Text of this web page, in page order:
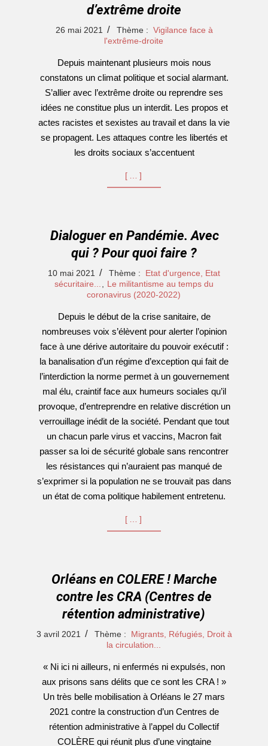
d’extrême droite
2021-26 mai 2021 Thème : Vigilance face à
l'extrême-droite
Depuis maintenant plusieurs mois nous
constatons un climat politique et social alarmant.
S’allier avec l’extrême droite ou reprendre ses
idées ne constitue plus un interdit. Les propos et
actes racistes et sexistes au travail et dans la vie
se propagent. Les attaques contre les libertés et
les droits sociaux s’accentuent
[…]
Dialoguer en Pandémie. Avec
qui ? Pour quoi faire ?
2021-10 mai 2021 Thème :
Etat d'urgence, Etat
sécuritaire...
Le militantisme au temps du
coronavirus (2020-2022)
Depuis le début de la crise sanitaire, de
nombreuses voix s’élèvent pour alerter l’opinion
face à une dérive autoritaire du pouvoir exécutif :
la banalisation d’un régime d’exception qui fait de
l’interdiction la norme permet à un gouvernement
mal élu, craintif face aux humeurs sociales qu’il
provoque, d’entreprendre en relative discrétion un
verrouillage inédit de la société. Pendant que tout
un chacun parle virus et vaccins, Macron fait
passer sa loi de sécurité globale sans rencontrer
les résistances qui n’auraient pas manqué de
s’exprimer si la population ne se trouvait pas dans
un état de coma politique habilement entretenu.
[…]
Orléans en COLERE ! Marche
contre les CRA (Centres de
rétention administrative)
2021-
3 avril 2021 Thème :
Migrants, Réfugiés, Droit à
la circulation...
« Ni ici ni ailleurs, ni enfermés ni expulsés, non
aux prisons sans délits que ce sont les CRA ! »
Un très belle mobilisation à Orléans le 27 mars
2021 contre la construction d’un Centres de
rétention administrative à l’appel du Collectif
COLÈRE qui réunit plus d’une vingtaine